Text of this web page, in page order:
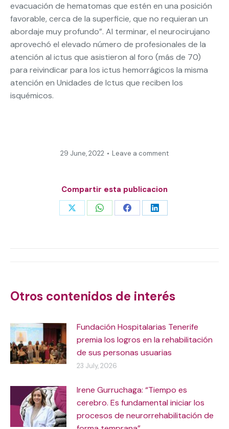
evacuación de hematomas que estén en una posición
favorable, cerca de la superficie, que no requieran un
abordaje muy profundo”. Al terminar, el neurocirujano
aprovechó el elevado número de profesionales de la
atención al ictus que asistieron al foro (más de 70)
para reivindicar para los ictus hemorrágicos la misma
atención en Unidades de Ictus que reciben los
isquémicos.
29 June, 2022 Leave a comment
Compartir esta publicacion
Share Share Share Share
Otros contenidos de interés
Fundación Hospitalarias Tenerife
premia los logros en la rehabilitación
de sus personas usuarias
23 July, 2026
Irene Gurruchaga: “Tiempo es
cerebro. Es fundamental iniciar los
procesos de neurorrehabilitación de